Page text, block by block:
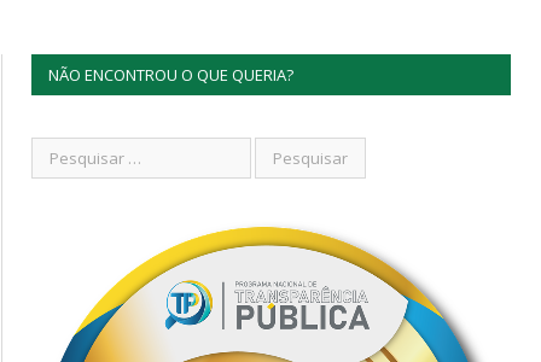
NÃO ENCONTROU O QUE QUERIA?